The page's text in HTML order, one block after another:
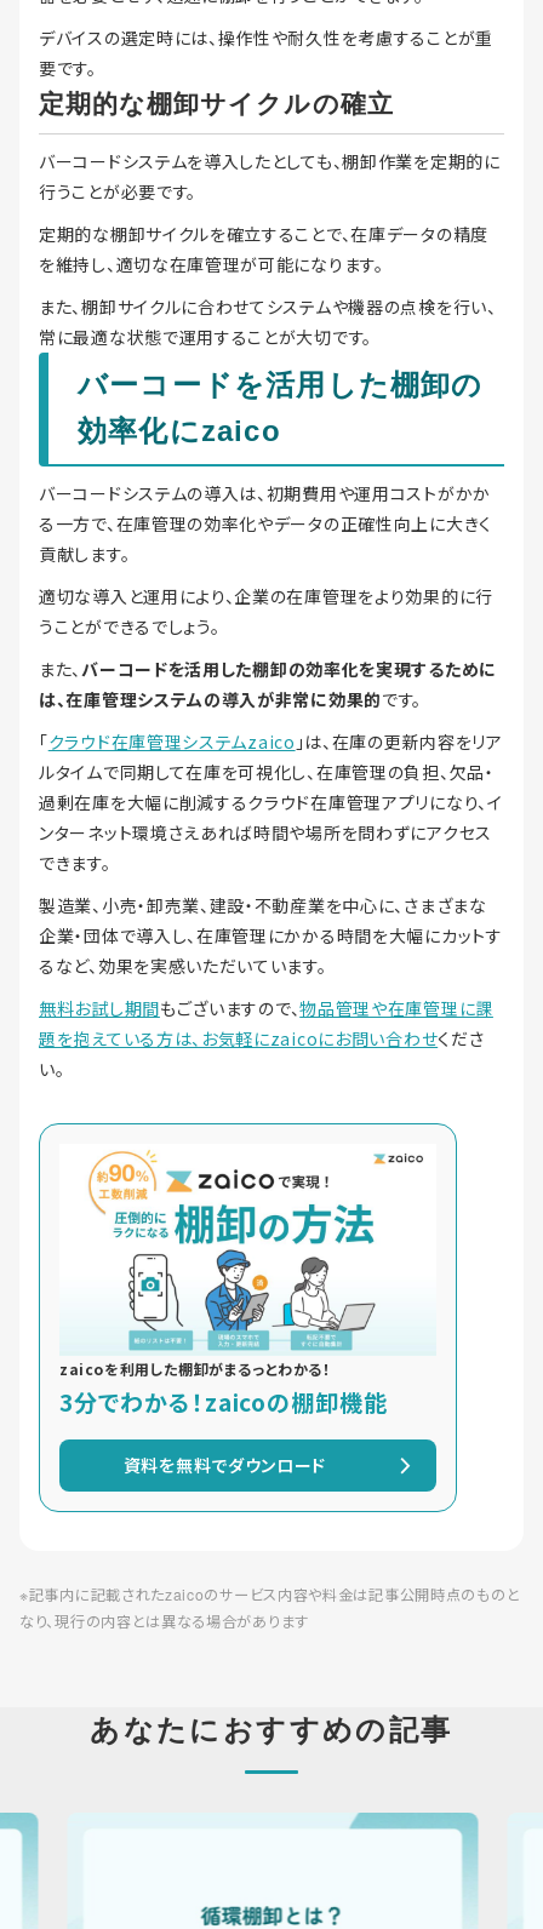
デバイスの選定時には、操作性や耐久性を考慮することが重
要です。
定期的な棚卸サイクルの確立
バーコードシステムを導入したとしても、棚卸作業を定期的に
行うことが必要です。
定期的な棚卸サイクルを確立することで、在庫データの精度
を維持し、適切な在庫管理が可能になります。
また、棚卸サイクルに合わせてシステムや機器の点検を行い、
常に最適な状態で運用することが大切です。
バーコードを活用した棚卸の
効率化にzaico
バーコードシステムの導入は、初期費用や運用コストがかか
る一方で、在庫管理の効率化やデータの正確性向上に大きく
貢献します。
適切な導入と運用により、企業の在庫管理をより効果的に行
うことができるでしょう。
また、バーコードを活用した棚卸の効率化を実現するために
は、在庫管理システムの導入が非常に効果的です。
「クラウド在庫管理システムzaico 」は、在庫の更新内容をリア
ルタイムで同期して在庫を可視化し、在庫管理の負担、欠品・
過剰在庫を大幅に削減するクラウド在庫管理アプリになり、イ
ンターネット環境さえあれば時間や場所を問わずにアクセス
できます。
製造業、小売・卸売業、建設・不動産業を中心に、さまざまな
企業・団体で導入し、在庫管理にかかる時間を大幅にカットす
るなど、効果を実感いただいています。
無料お試し期間もございますので、物品管理や在庫管理に課
題を抱えている方は、お気軽にzaicoにお問い合わせくださ
い。
zaicoを利用した棚卸がまるっとわかる！
3分でわかる！zaicoの棚卸機能
資料を無料でダウンロード
※記事内に記載されたzaicoのサービス内容や料金は記事公開時点のものと
なり、現行の内容とは異なる場合があります
あなたにおすすめの記事